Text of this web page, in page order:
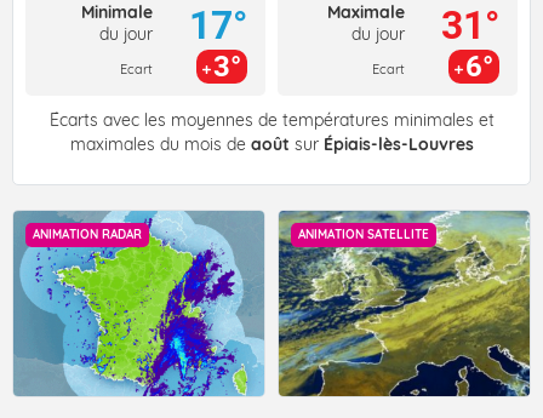
Minimale
du jour
Ecart
17°
3°
Maximale
du jour
Ecart
31°
6°
Écarts avec les moyennes de températures minimales et
maximales du mois de août sur Épiais-lès-Louvres
ANIMATION RADAR ANIMATION SATELLITE